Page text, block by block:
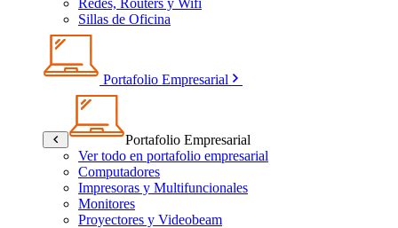
Redes, Routers y Wifi
Sillas de Oficina
Portafolio Empresarial
Portafolio Empresarial
Ver todo en portafolio empresarial
Computadores
Impresoras y Multifuncionales
Monitores
Proyectores y Videobeam